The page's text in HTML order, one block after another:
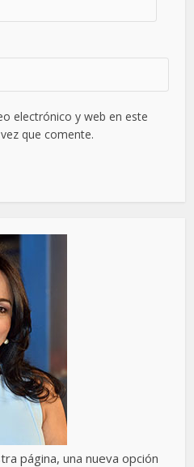
electrónico y web en este
que comente.
página, una nueva opción